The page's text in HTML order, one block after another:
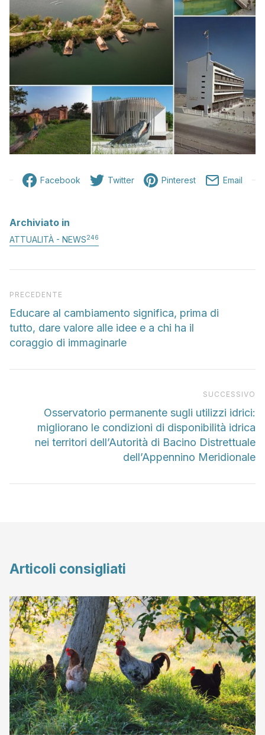
Facebook Twitter Pinterest Email
Archiviato in
ATTUALITÀ - NEWS246
Articolo precedente
PRECEDENTE
Educare al cambiamento significa, prima di
tutto, dare valore alle idee e a chi ha il
coraggio di immaginarle
SUCCESSIVO
Osservatorio permanente sugli utilizzi idrici:
migliorano le condizioni di disponibilità idrica
nei territori dell’Autorità di Bacino Distrettuale
dell’Appennino Meridionale
Articoli consigliati